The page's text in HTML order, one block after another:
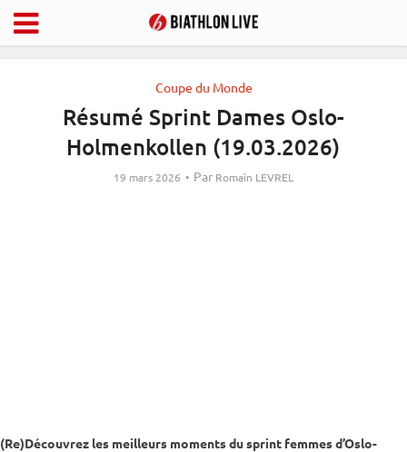
Coupe du Monde
Résumé Sprint Dames Oslo-
Holmenkollen (19.03.2026)
19 mars 2026 Par Romain LEVREL
(Re)Découvrez les meilleurs moments dusprint femmes d’Oslo-